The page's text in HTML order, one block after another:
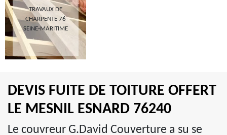
TRAVAUX DE
CHARPENTE 76
SEINE-MARITIME
DEVIS FUITE DE TOITURE OFFERT
LE MESNIL ESNARD 76240
Le couvreur G.David Couverture a su se